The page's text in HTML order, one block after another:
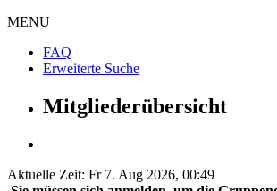
MENU
FAQ
Erweiterte Suche
Mitgliederübersicht
Aktuelle Zeit: Fr 7. Aug 2026, 00:49